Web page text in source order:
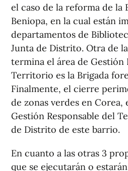
el caso de la reforma de la
Beniopa, en la cual están
departamentos de
Junta de Distrito. Otra de
termina el área de Gestión
Territorio es la Brigada
Finalmente, el cierre
de zonas verdes en Corea,
Gestión Responsable del
de Distrito de este barrio.
En cuanto a las otras 3
que se ejecutarán o